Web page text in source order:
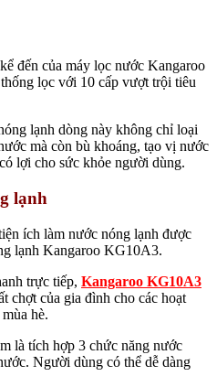
đến của máy lọc nước Kangaroo
lọc với 10 cấp vượt trội tiêu
lạnh dòng này không chỉ loại
mà còn bù khoáng, tạo vị nước
lợi cho sức khỏe người dùng.
lạnh
ích làm nước nóng lạnh được
lạnh Kangaroo KG10A3.
trực tiếp, Kangaroo KG10A3
chợt của gia đình cho các hoạt
hè.
là tích hợp 3 chức năng nước
Người dùng có thể dễ dàng